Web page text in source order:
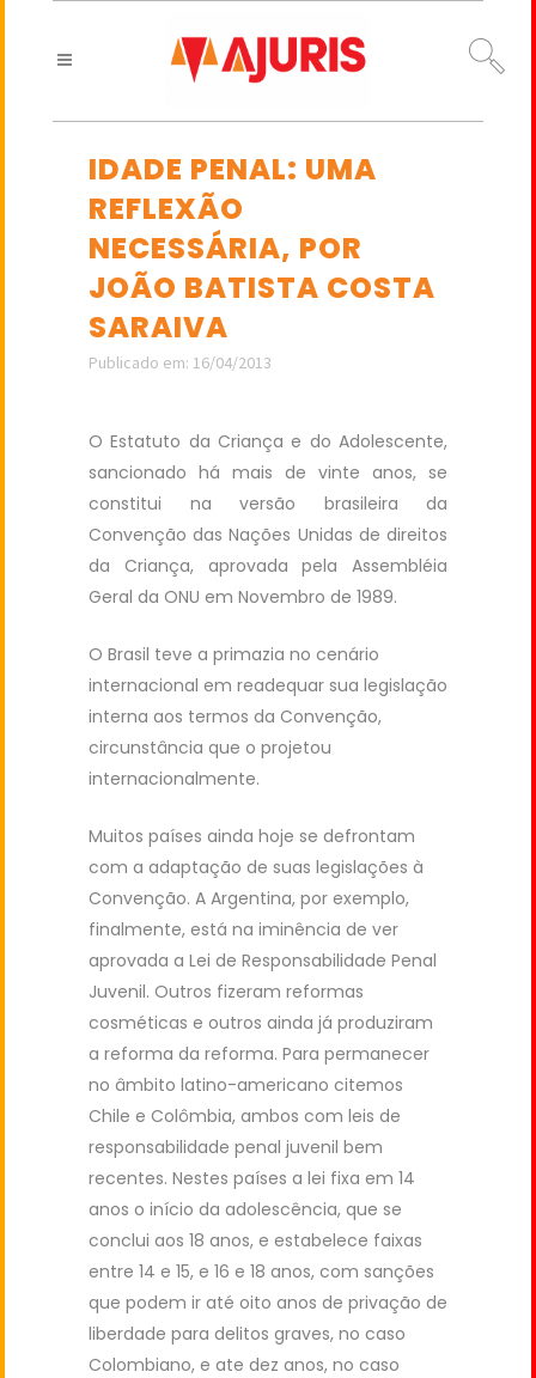
IDADE PENAL: UMA
REFLEXÃO
NECESSÁRIA, POR
JOÃO BATISTA COSTA
SARAIVA
Publicado em: 16/04/2013
O Estatuto da Criança e do Adolescente,
sancionado há mais de vinte anos, se
constitui na versão brasileira da
Convenção das Nações Unidas de direitos
da Criança, aprovada pela Assembléia
Geral da ONU em Novembro de 1989.
O Brasil teve a primazia no cenário
internacional em readequar sua legislação
interna aos termos da Convenção,
circunstância que o projetou
internacionalmente.
Muitos países ainda hoje se defrontam
com a adaptação de suas legislações à
Convenção. A Argentina, por exemplo,
finalmente, está na iminência de ver
aprovada a Lei de Responsabilidade Penal
Juvenil. Outros fizeram reformas
cosméticas e outros ainda já produziram
a reforma da reforma. Para permanecer
no âmbito latino-americano citemos
Chile e Colômbia, ambos com leis de
responsabilidade penal juvenil bem
recentes. Nestes países a lei fixa em 14
anos o início da adolescência, que se
conclui aos 18 anos, e estabelece faixas
entre 14 e 15, e 16 e 18 anos, com sanções
que podem ir até oito anos de privação de
liberdade para delitos graves, no caso
Colombiano, e ate dez anos, no caso